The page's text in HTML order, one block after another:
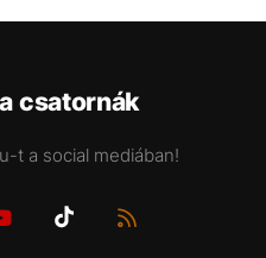
csatornák
t a social mediában!